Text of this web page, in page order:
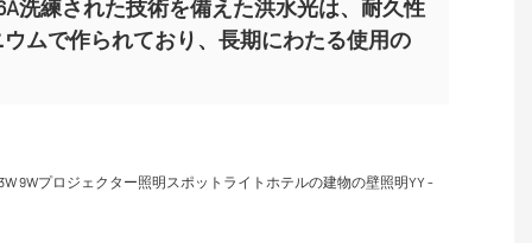
洗練された技術を備えた洪水光は、耐久性
ムで作られており、長期にわたる使用の